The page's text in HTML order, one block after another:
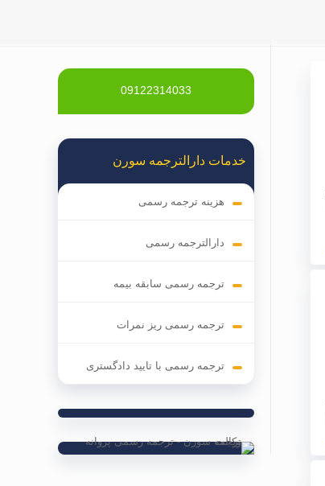
09122314033
خدمات دارالترجمه سورن
هزینه ترجمه رسمی
دارالترجمه رسمی
ترجمه رسمی سابقه بیمه
ترجمه رسمی ریز نمرات
ترجمه رسمی با تایید دادگستری